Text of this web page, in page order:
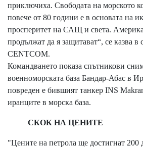
приключиха. Свободата на морското
повече от 80 години е в основата на
просперитет на САЩ и света.
продължат да я защитават“, се казва в
CENTCOM.
Командването показа спътникови
военноморската база Бандар-Абас в
повреден е бившият танкер INS
иранците в морска база.
СКОК НА ЦЕНИТЕ
"Цените на петрола ще достигнат 200